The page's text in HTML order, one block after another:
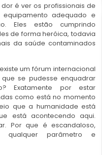
é ver os profissionais de
adequado e
Eles estão cumprindo
de forma heróica, todavia
da saúde contaminados
um fórum internacional
se pudesse enquadrar
Exatamente por estar
como está no momento
que a humanidade está
está acontecendo aqui.
Por que é escandaloso,
qualquer parâmetro e